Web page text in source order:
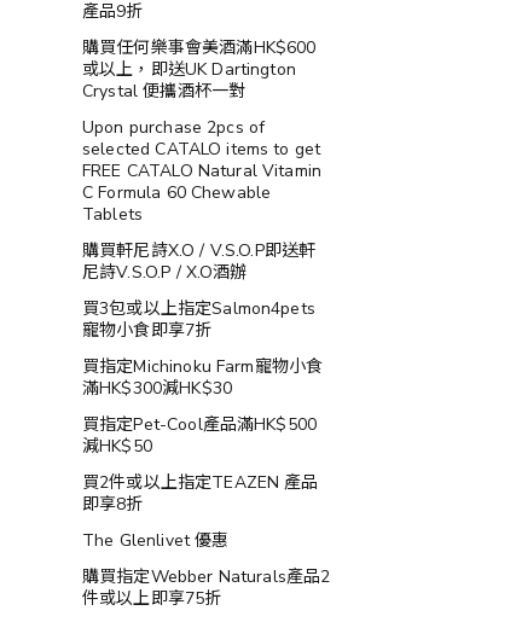
產品9折
購買任何樂事會美酒滿HK$600
或以上，即送UK Dartington
Crystal 便攜酒杯一對
Upon purchase 2pcs of
selected CATALO items to get
FREE CATALO Natural Vitamin
C Formula 60 Chewable
Tablets
購買軒尼詩X.O / V.S.O.P即送軒
尼詩V.S.O.P / X.O酒辦
買3包或以上指定Salmon4pets
寵物小食即享7折
買指定Michinoku Farm寵物小食
滿HK$300減HK$30
買指定Pet-Cool產品滿HK$500
減HK$50
買2件或以上指定TEAZEN 產品
即享8折
The Glenlivet 優惠
購買指定Webber Naturals產品2
件或以上即享75折